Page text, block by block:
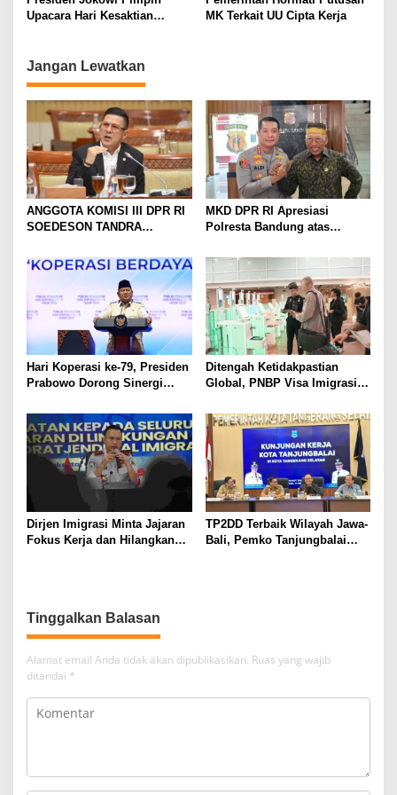
Upacara Hari Kesaktian
MK Terkait UU Cipta Kerja
Jangan Lewatkan
ANGGOTA KOMISI III DPR RI
SOEDESON TANDRA
TAPSEL DAN JAJARANNYA
ATAS KESIGAPAN
MENGUNGKAP KASUS
DUGAAN PELECEHAN
SEKSUAL DAN
PEMBUNUHAN DIWILAYAH
KERJA POLRES TAPSEL
MKD DPR RI Apresiasi
Polresta Bandung atas
Pelayanan dan Penegakan
Hukum
Hari Koperasi ke-79, Presiden
Prabowo Dorong Sinergi
Kekuatan Ekonomi Nasional
Ditengah Ketidakpastian
Global, PNBP Visa Imigrasi
Dirjen Imigrasi Minta Jajaran
Fokus Kerja dan Hilangkan
TP2DD Terbaik Wilayah Jawa-
Bali, Pemko Tanjungbalai
Tinggalkan Balasan
Alamat email Anda tidak akan dipublikasikan. Ruas yang wajib
ditandai *